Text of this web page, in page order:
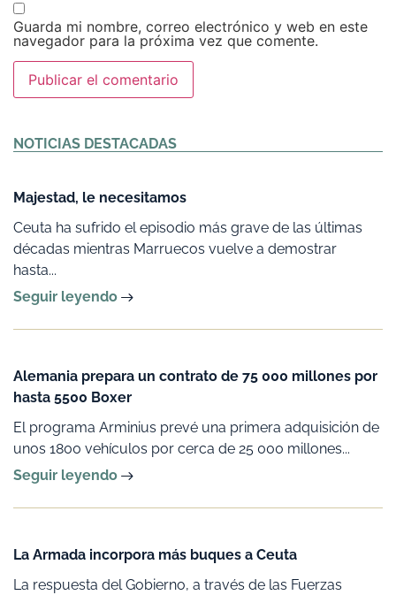
Guarda mi nombre, correo electrónico y web en este
navegador para la próxima vez que comente.
NOTICIAS DESTACADAS
Majestad, le necesitamos
Ceuta ha sufrido el episodio más grave de las últimas
décadas mientras Marruecos vuelve a demostrar
hasta...
Seguir leyendo
Alemania prepara un contrato de 75 000 millones por
hasta 5500 Boxer
El programa Arminius prevé una primera adquisición de
unos 1800 vehículos por cerca de 25 000 millones...
Seguir leyendo
La Armada incorpora más buques a Ceuta
La respuesta del Gobierno, a través de las Fuerzas